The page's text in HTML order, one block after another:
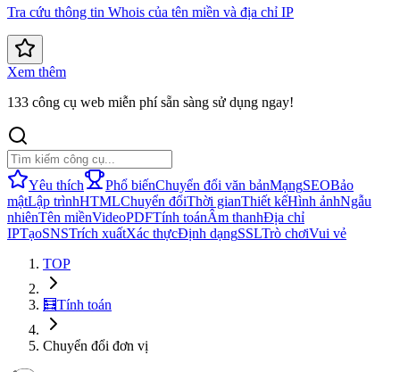
Tra cứu thông tin Whois của tên miền và địa chỉ IP
Xem thêm
133 công cụ web miễn phí sẵn sàng sử dụng ngay!
Yêu thích Phổ biếnChuyển đổi văn bảnMạngSEOBảo
mậtLập trìnhHTMLChuyển đổiThời gianThiết kếHình ảnhNgẫu
nhiênTên miềnVideoPDFTính toánÂm thanhĐịa chỉ
IPTạoSNSTrích xuấtXác thựcĐịnh dạngSSLTrò chơiVui vẻ
TOP
🧮Tính toán
Chuyển đổi đơn vị